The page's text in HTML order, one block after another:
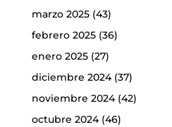
marzo 2025(43)
febrero 2025(36)
enero 2025(27)
diciembre 2024(37)
noviembre 2024(42)
octubre 2024(46)